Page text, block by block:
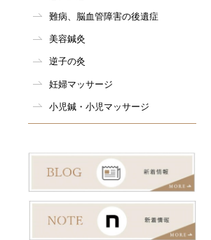
難病、脳血管障害の後遺症
美容鍼灸
逆子の灸
妊婦マッサージ
小児鍼・小児マッサージ